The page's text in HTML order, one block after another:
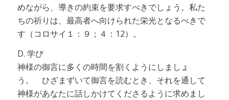
めながら、導きの約束を要求すべきでしょう。私た
ちの祈りは、最高者へ向けられた栄光となるべきで
す（コロサイ１：９；４：12）。
D. 学び
神様の御言に多くの時間を割くようにしましょ
う。 ひざまずいて御言を読むとき、それを通して
神様があなたに話しかけてくださるように求めまし